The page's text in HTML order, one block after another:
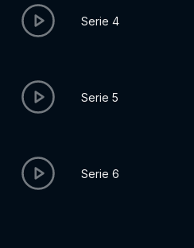
Serie 4
Serie 5
Serie 6